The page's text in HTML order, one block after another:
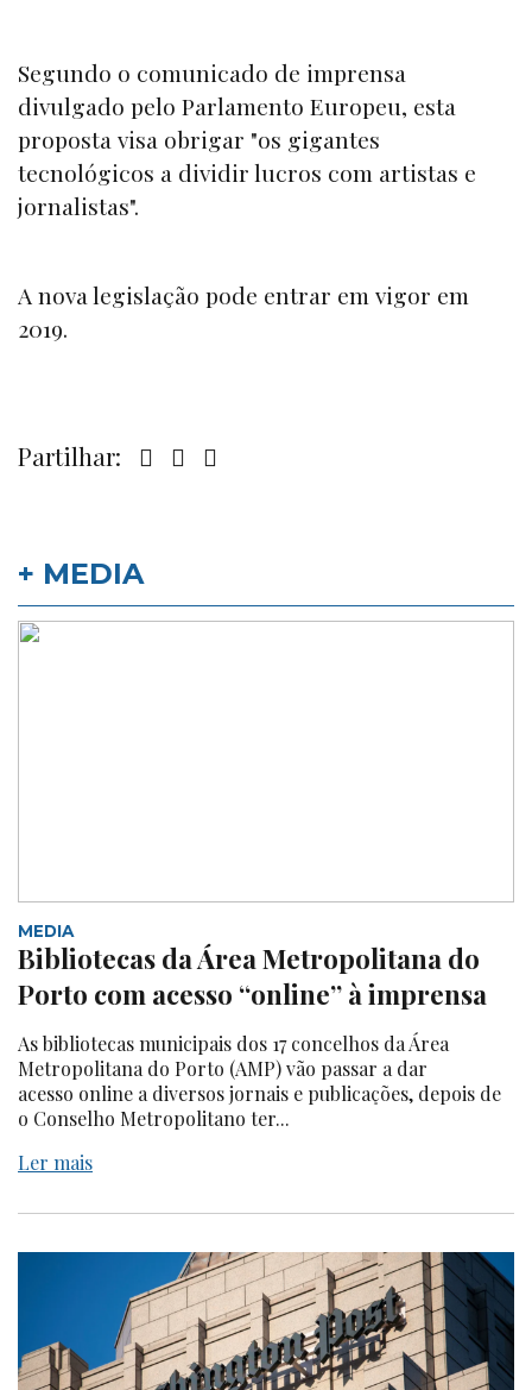
Segundo o comunicado de imprensa
divulgado pelo Parlamento Europeu, esta
proposta visa obrigar "os gigantes
tecnológicos a dividir lucros com artistas e
jornalistas".
A nova legislação pode entrar em vigor em
2019.
Partilhar:
+ MEDIA
MEDIA
Bibliotecas da Área Metropolitana do
Porto com acesso “online” à imprensa
As bibliotecas municipais dos 17 concelhos da Área
Metropolitana do Porto (AMP) vão passar a dar
acesso online a diversos jornais e publicações, depois de
o Conselho Metropolitano ter...
Ler mais